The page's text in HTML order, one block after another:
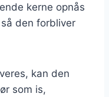
kerne opnås
den forbliver
kan den
som is,